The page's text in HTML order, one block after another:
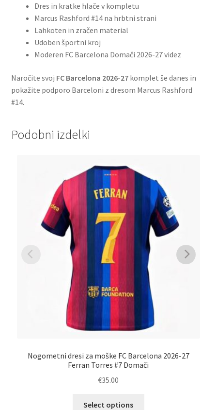
Dres in kratke hlače v kompletu
Marcus Rashford #14 na hrbtni strani
Lahkoten in zračen material
Udoben športni kroj
Moderen FC Barcelona Domači 2026-27 videz
Naročite svoj FC Barcelona 2026-27komplet še danes in
pokažite podporo Barceloni z dresom Marcus Rashford
#14.
Podobni izdelki
Nogometni dresi za moške FC Barcelona 2026-27
Ferran Torres #7 Domači
€35.00
Select options